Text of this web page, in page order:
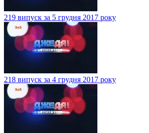
219 випуск за 5 грудня 2017 року
218 випуск за 4 грудня 2017 року